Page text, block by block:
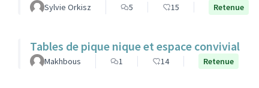
Sylvie Orkisz 5 15 Retenue
Tables de pique nique et espace convivial
Makhbous 1 14 Retenue